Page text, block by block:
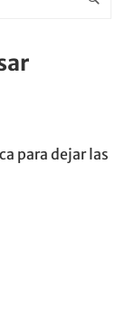
para dejar las